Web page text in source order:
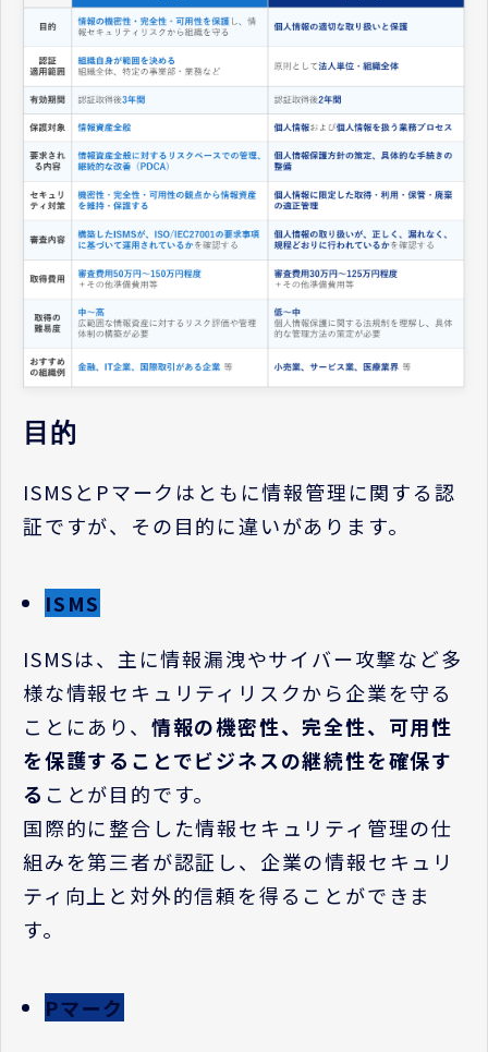
目的
ISMSと Pマークはともに情報管理に関する認
証ですが、その目的に違いがあります。
ISMS
ISMSは、主に情報漏洩やサイバー攻撃など多
様な情報セキュリティリスクから企業を守る
ことにあり、 情報の機密性、完全性、可用性
を保護することでビジネスの継続性を確保す
る ことが目的です。
国際的に整合した情報セキュリティ管理の仕
組みを第三者が認証し、企業の情報セキュリ
ティ向上と対外的信頼を得ることができま
す。
Pマーク